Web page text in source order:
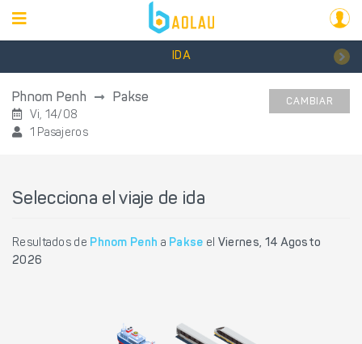
IDA
Phnom Penh Pakse
Vi, 14/08
1 Pasajeros
CAMBIAR
Selecciona el viaje de ida
Resultados de Phnom Penh a Pakse el Viernes, 14 Agosto
2026